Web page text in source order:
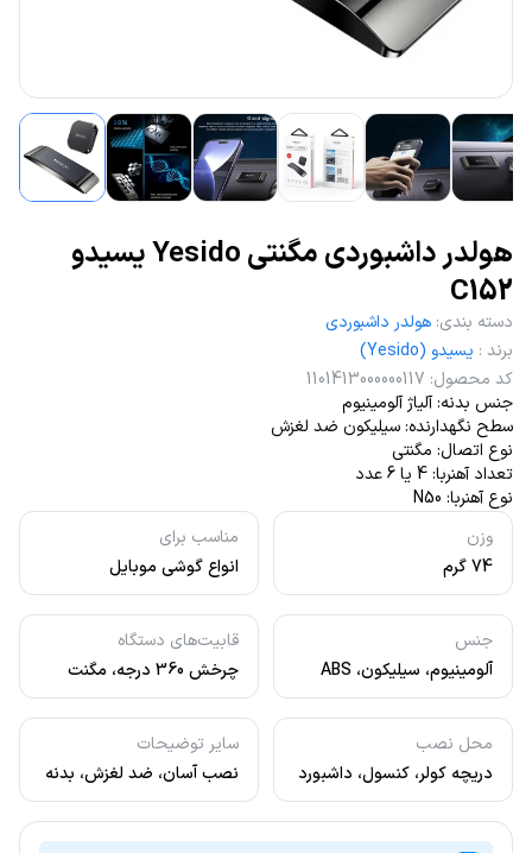
هولدر داشبوردی مگنتی Yesido یسیدو
C152
وزن
74 گرم
مناسب برای
انواع گوشی موبایل
جنس
آلومینیوم، سیلیکون، ABS
قابیت‌های دستگاه
چرخش 360 درجه، مگنت
قوی
محل نصب
دریچه کولر، کنسول، داشبورد
سایر توضیحات
نصب آسان، ضد لغزش، بدنه
مقاوم
دسته بندی: هولدر داشبوردی
برند : یسیدو (Yesido)
کد محصول:
1101413000000117
جنس بدنه: آلیاژ آلومینیوم
سطح نگهدارنده: سیلیکون ضد لغزش
نوع اتصال: مگنتی
تعداد آهنربا: 4 یا 6 عدد
نوع آهنربا: N50